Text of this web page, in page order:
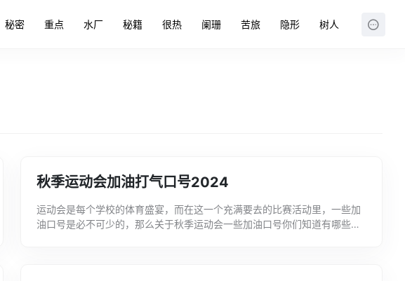
秘密 重点 水厂 秘籍 很热 阑珊 苦旅 隐形 树人
秋季运动会加油打气口号2024
运动会是每个学校的体育盛宴，而在这一个充满要去的比赛活动里，一些加
油口号是必不可少的，那么关于秋季运动会一些加油口号你们知道有哪些吗